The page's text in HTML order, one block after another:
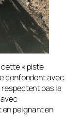
« piste
confondent avec
pas la
peignant en